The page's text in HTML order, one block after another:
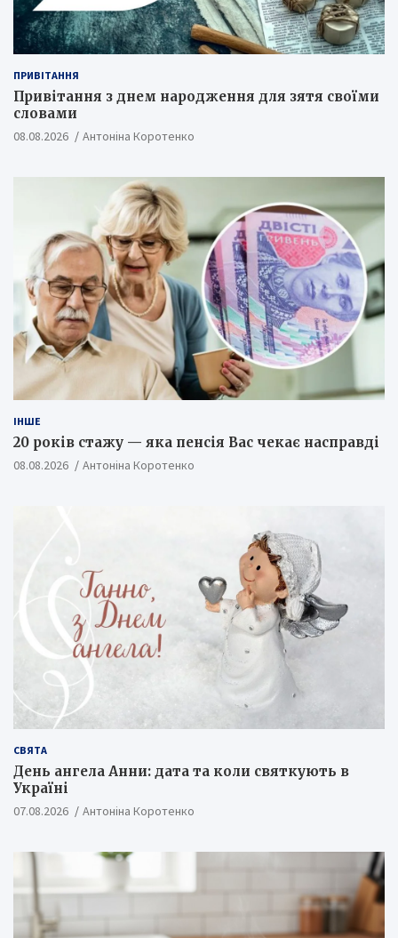
ПРИВІТАННЯ
Привітання з днем народження для зятя своїми
словами
08.08.2026 Антоніна Коротенко
ІНШЕ
20 років стажу — яка пенсія Вас чекає насправді
08.08.2026 Антоніна Коротенко
СВЯТА
День ангела Анни: дата та коли святкують в
Україні
07.08.2026 Антоніна Коротенко